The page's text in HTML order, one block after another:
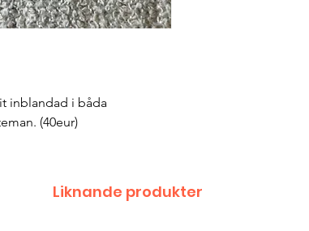
inblandad i båda
(40eur)
Liknande produkter